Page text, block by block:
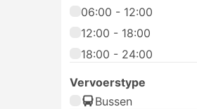
06:00 - 12:00
12:00 - 18:00
18:00 - 24:00
Vervoerstype
Bussen